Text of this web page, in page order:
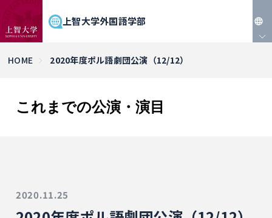
上智大学外国語学部
HOME 2020年度ポル語劇団公演（12/12）
これまでの公演・演目
2020.11.25